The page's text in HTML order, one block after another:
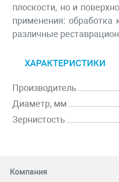
плоскости, но и
применения: обработка
различные
ХАРАКТЕРИСТИКИ
Производитель
Диаметр, мм
Зернистость
Компания